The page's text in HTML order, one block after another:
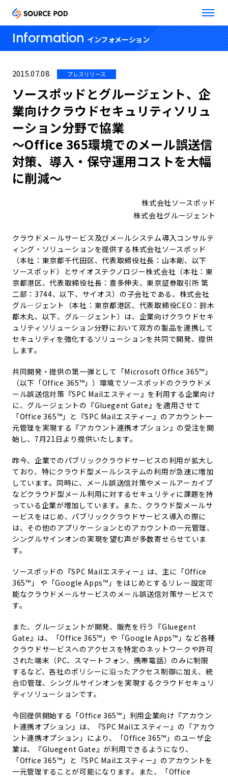
Information インフォメーション
2015.07.08 プレスリリース
ソースポッドとグルージェント、企
業向けクラウドセキュリティソリュ
ーション分野で協業
～Office 365環境でのメール誤送信
対策、導入・保守運用コストを大幅
に削減～
株式会社ソースポッド
株式会社グルージェント
クラウドメールサービス及びメールシステム導入コンサルテ
ィング・ソリューションを提供する株式会社ソースポッド
（本社：東京都千代田区、代表取締役社長：山本剛、以下
ソースポッド）とサイオステクノロジー株式会社（本社：東
京都港区、代表取締役社長：喜多伸夫、東京証券取引所 第
二部：3744、以下、サイオス）の子会社である、株式会社
グル―ジェント（本社：東京都港区、代表取締役CEO：鈴木
都木丸、以下、グル―ジェント）は、企業向けクラウドセキ
ュリティソリューション分野において双方の製品を連携して
セキュリティを強化するソリューションを共同で開発、提供
します。
共同開発・提供の第一弾として「Microsoft Office 365™」
（以下「Office 365™」）環境でソースポッドのクラウドメ
ール誤送信対策『SPC Mailエスティー』を利用する企業向け
に、グルージェントの『Gluegent Gate』を適用させて
「Office 365™」と『SPC Mailエスティー』のアカウント一
元管理を実現する『アカウント連携オプション』の受注を開
始し、7月21日より提供いたします。
昨今、企業でのパブリッククラウドサービスの利用が拡大し
ており、特にクラウド型メールシステムの利用が急速に増加
しています。同時に、メール誤送信対策やメールアーカイブ
などクラウド型メール利用に対するセキュリティに課題を持
っている企業が増加しています。また、クラウド型メールサ
ービスをはじめ、パブリッククラウドサービス導入の際に
は、その他のアプリケーションとのアカウントの一元管理、
シングルサインオンの実現を望む声が多数寄せらせていま
す。
ソースポッドの『SPC Mailエスティー』は、主に「Office
365™」 や「Google Apps™」をはじめとするリレー設定可
能なクラウドメールサービスのメール誤送信対策サービスで
す。
また、グルージェントが開発、販売を行う『Gluegent
Gate』は、「Office 365™」や「Google Apps™」など各種
クラウドサービスへのアクセスを特定のネットワークや許可
された端末（PC、スマートフォン、携帯電話）のみに制限
するなど、各社のポリシーに沿ったアクセス制御に加え、統
合ID管理、シングルサインオンを実現するクラウドセキュリ
ティソリューションです。
今回提供開始する「Office 365™」利用企業向け『アカウン
ト連携オプション』は、『SPC Mailエスティー』の「アカウ
ント連携オプション」により、「Office 365™」のユーザ企
業は、『Gluegent Gate』が利用できるようになり、
「Office 365™」と『SPC Mailエスティー』のアカウントを
一元管理することが可能になります。また、「Office